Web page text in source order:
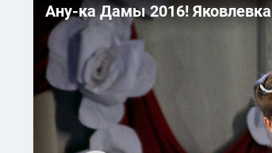
Ану-ка Дамы 2016! Яковлевка